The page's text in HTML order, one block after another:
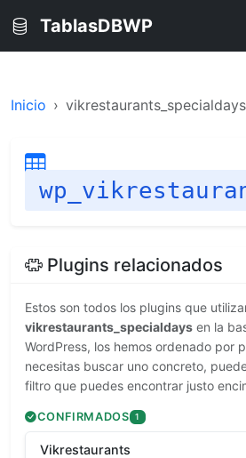
TablasDBWP
Inicio vikrestaurants_specialdays
Plugins relacionados
Estos son todos los plugins que
vikrestaurants_specialdays en la
WordPress, los hemos ordenado por
necesitas buscar uno concreto,
filtro que puedes encontrar justo
CONFIRMADOS 1
Vikrestaurants